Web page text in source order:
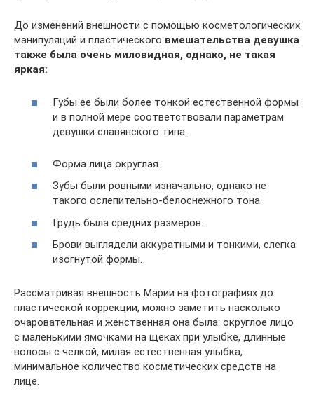
До изменений внешности с помощью косметологических
манипуляций и пластического вмешательства девушка
также была очень миловидная, однако, не такая
яркая:
Губы ее были более тонкой естественной формы
и в полной мере соответствовали параметрам
девушки славянского типа.
Форма лица округлая.
Зубы были ровными изначально, однако не
такого ослепительно-белоснежного тона.
Грудь была средних размеров.
Брови выглядели аккуратными и тонкими, слегка
изогнутой формы.
Рассматривая внешность Марии на фотографиях до
пластической коррекции, можно заметить насколько
очаровательная и женственная она была: округлое лицо
с маленькими ямочками на щеках при улыбке, длинные
волосы с челкой, милая естественная улыбка,
минимальное количество косметических средств на
лице.